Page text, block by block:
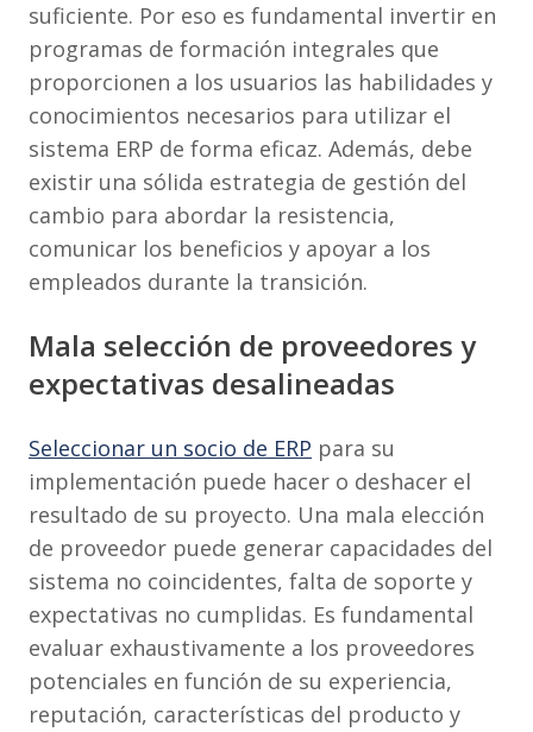
suficiente. Por eso es fundamental invertir en
programas de formación integrales que
proporcionen a los usuarios las habilidades y
conocimientos necesarios para utilizar el
sistema ERP de forma eficaz. Además, debe
existir una sólida estrategia de gestión del
cambio para abordar la resistencia,
comunicar los beneficios y apoyar a los
empleados durante la transición.
Mala selección de proveedores y
expectativas desalineadas
Seleccionar un socio de ERP para su
implementación puede hacer o deshacer el
resultado de su proyecto. Una mala elección
de proveedor puede generar capacidades del
sistema no coincidentes, falta de soporte y
expectativas no cumplidas. Es fundamental
evaluar exhaustivamente a los proveedores
potenciales en función de su experiencia,
reputación, características del producto y